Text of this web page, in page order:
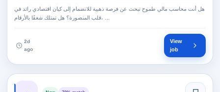
هل أنت محاسب مالي طموح تبحث عن فرصة ذهبية للانضمام إلى كيان اقتصادي رائد في
قلب المنصورة؟ هل تمتلك شغفًا بالأرقام، …
2d
ago
View
job